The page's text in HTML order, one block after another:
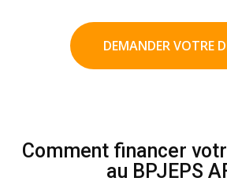
DEMANDER VOTRE
Comment financer
au BPJEPS